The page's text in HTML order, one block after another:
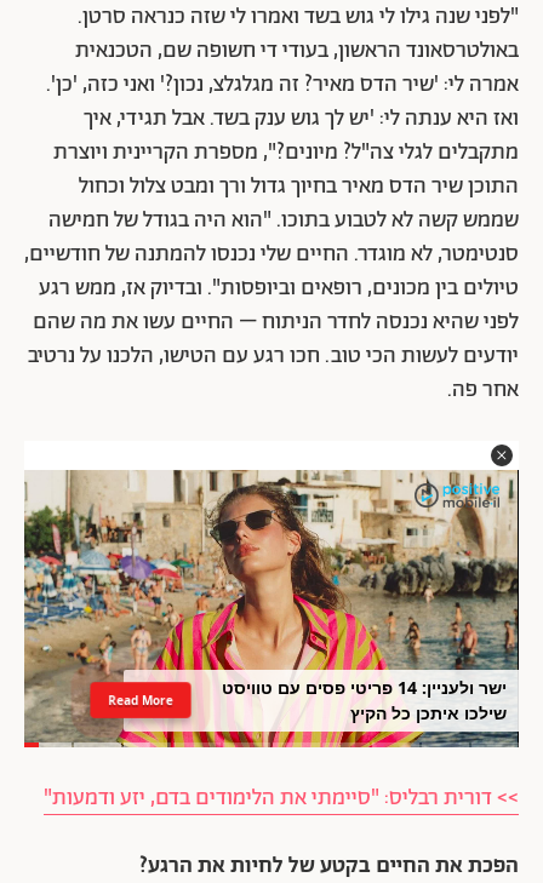
"לפני שנה גילו לי גוש בשד ואמרו לי שזה כנראה סרטן.
באולטרסאונד הראשון, בעודי די חשופה שם, הטכנאית
אמרה לי: 'שיר הדס מאיר? זה מגלגלצ, נכון?' ואני כזה, 'כן'.
ואז היא ענתה לי: 'יש לך גוש ענק בשד. אבל תגידי, איך
מתקבלים לגלי צה"ל? מיונים?", מספרת הקריינית ויוצרת
התוכן שיר הדס מאיר בחיוך גדול ורך ומבט צלול וכחול
שממש קשה לא לטבוע בתוכו. "הוא היה בגודל של חמישה
סנטימטר, לא מוגדר. החיים שלי נכנסו להמתנה של חודשיים,
טיולים בין מכונים, רופאים וביופסות". ובדיוק אז, ממש רגע
לפני שהיא נכנסה לחדר הניתוח – החיים עשו את מה שהם
יודעים לעשות הכי טוב. חכו רגע עם הטישו, הלכנו על נרטיב
אחר פה.
ישר ולעניין: 14 פריטי פסים עם טוויסט
שילכו איתכן כל הקיץ
Read More
>> דורית רבליס: "סיימתי את הלימודים בדם, יזע ודמעות"
הפכת את החיים בקטע של לחיות את הרגע?